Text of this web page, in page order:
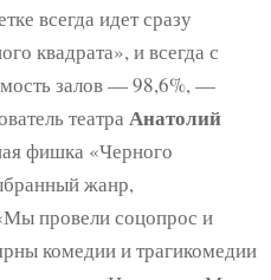
всегда идет сразу
квадрата», и всегда с
залов — 98,6%, —
театра Анатолий
фишка «Черного
жанр,
провели соцопрос и
комедии и трагикомедии